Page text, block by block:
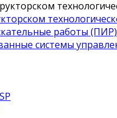
работы (ПИР)
системы